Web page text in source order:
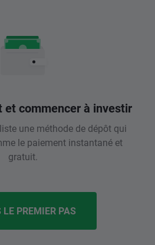
et commencer à investir
une méthode de dépôt qui
le paiement instantané et
gratuit.
LE PREMIER PAS